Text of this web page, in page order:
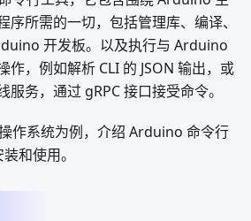
序所需的一切，包括管理库、编译、
开发板。以及执行与 Arduino
作，例如解析 CLI 的 JSON 输出，或
务，通过 gRPC 接口接受命令。
作系统为例，介绍 Arduino 命令行
和使用。